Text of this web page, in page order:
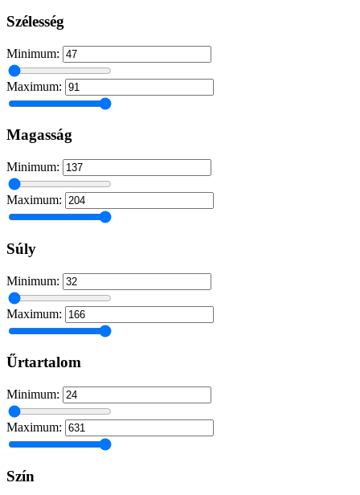
Szélesség
Minimum:
Maximum:
Magasság
Minimum:
Maximum:
Súly
Minimum:
Maximum:
Űrtartalom
Minimum:
Maximum:
Szín